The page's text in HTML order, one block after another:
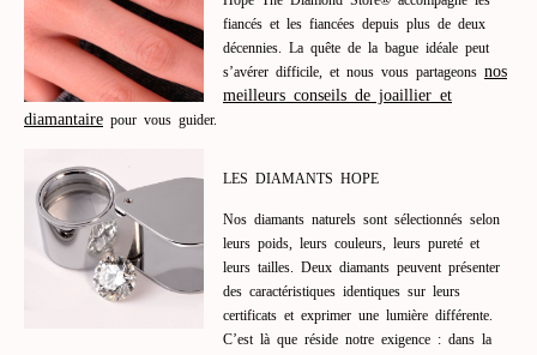
fiancés et les fiancées depuis plus de deux
décennies. La quête de la bague idéale peut
s’avérer difficile, et nous vous partageons nos
meilleurs conseils de joaillier et
diamantaire pour vous guider.
LES DIAMANTS HOPE
Nos diamants naturels sont sélectionnés selon
leurs poids, leurs couleurs, leurs pureté et
leurs tailles. Deux diamants peuvent présenter
des caractéristiques identiques sur leurs
certificats et exprimer une lumière différente.
C’est là que réside notre exigence : dans la